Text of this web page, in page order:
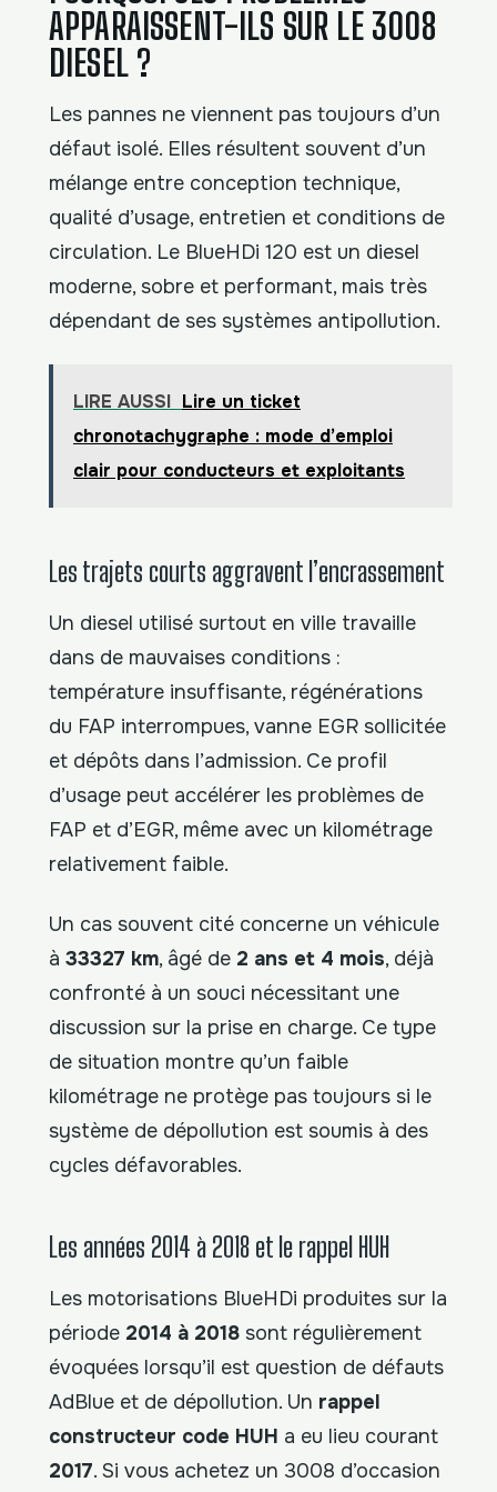
APPARAISSENT-ILS SUR LE 3008
DIESEL ?
Les pannes ne viennent pas toujours d’un
défaut isolé. Elles résultent souvent d’un
mélange entre conception technique,
qualité d’usage, entretien et conditions de
circulation. Le BlueHDi 120 est un diesel
moderne, sobre et performant, mais très
dépendant de ses systèmes antipollution.
LIRE AUSSI Lire un ticket
chronotachygraphe : mode d’emploi
clair pour conducteurs et exploitants
Les trajets courts aggravent l’encrassement
Un diesel utilisé surtout en ville travaille
dans de mauvaises conditions :
température insuffisante, régénérations
du FAP interrompues, vanne EGR sollicitée
et dépôts dans l’admission. Ce profil
d’usage peut accélérer les problèmes de
FAP et d’EGR, même avec un kilométrage
relativement faible.
Un cas souvent cité concerne un véhicule
à 33327 km, âgé de 2 ans et 4 mois, déjà
confronté à un souci nécessitant une
discussion sur la prise en charge. Ce type
de situation montre qu’un faible
kilométrage ne protège pas toujours si le
système de dépollution est soumis à des
cycles défavorables.
Les années 2014 à 2018 et le rappel HUH
Les motorisations BlueHDi produites sur la
période 2014 à 2018 sont régulièrement
évoquées lorsqu’il est question de défauts
AdBlue et de dépollution. Un rappel
constructeur code HUH a eu lieu courant
2017. Si vous achetez un 3008 d’occasion